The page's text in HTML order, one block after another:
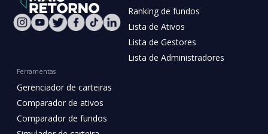
Ranking de fundos
Lista de Ativos
Lista de Gestores
Lista de Administradores
Ferramentas
Gerenciador de carteiras
Comparador de ativos
Comparador de fundos